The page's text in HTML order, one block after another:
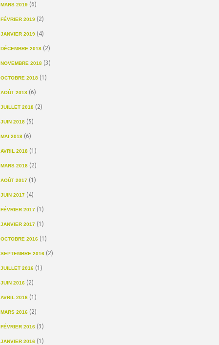
MARS 2019 (6)
FÉVRIER 2019 (2)
JANVIER 2019 (4)
DÉCEMBRE 2018 (2)
NOVEMBRE 2018 (3)
OCTOBRE 2018 (1)
AOÛT 2018 (6)
JUILLET 2018 (2)
JUIN 2018 (5)
MAI 2018 (6)
AVRIL 2018 (1)
MARS 2018 (2)
AOÛT 2017 (1)
JUIN 2017 (4)
FÉVRIER 2017 (1)
JANVIER 2017 (1)
OCTOBRE 2016 (1)
SEPTEMBRE 2016 (2)
JUILLET 2016 (1)
JUIN 2016 (2)
AVRIL 2016 (1)
MARS 2016 (2)
FÉVRIER 2016 (3)
JANVIER 2016 (1)